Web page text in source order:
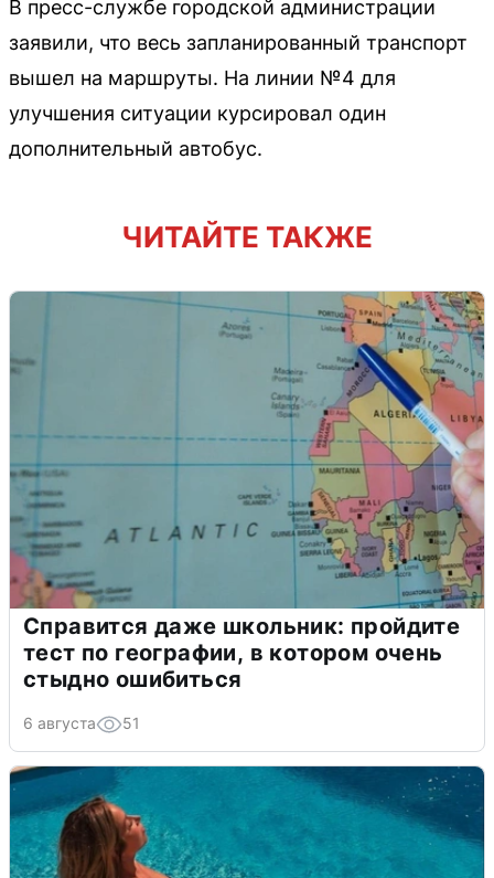
В пресс-службе городской администрации
заявили, что весь запланированный транспорт
вышел на маршруты. На линии №4 для
улучшения ситуации курсировал один
дополнительный автобус.
ЧИТАЙТЕ ТАКЖЕ
Справится даже школьник: пройдите
тест по географии, в котором очень
стыдно ошибиться
6 августа 51